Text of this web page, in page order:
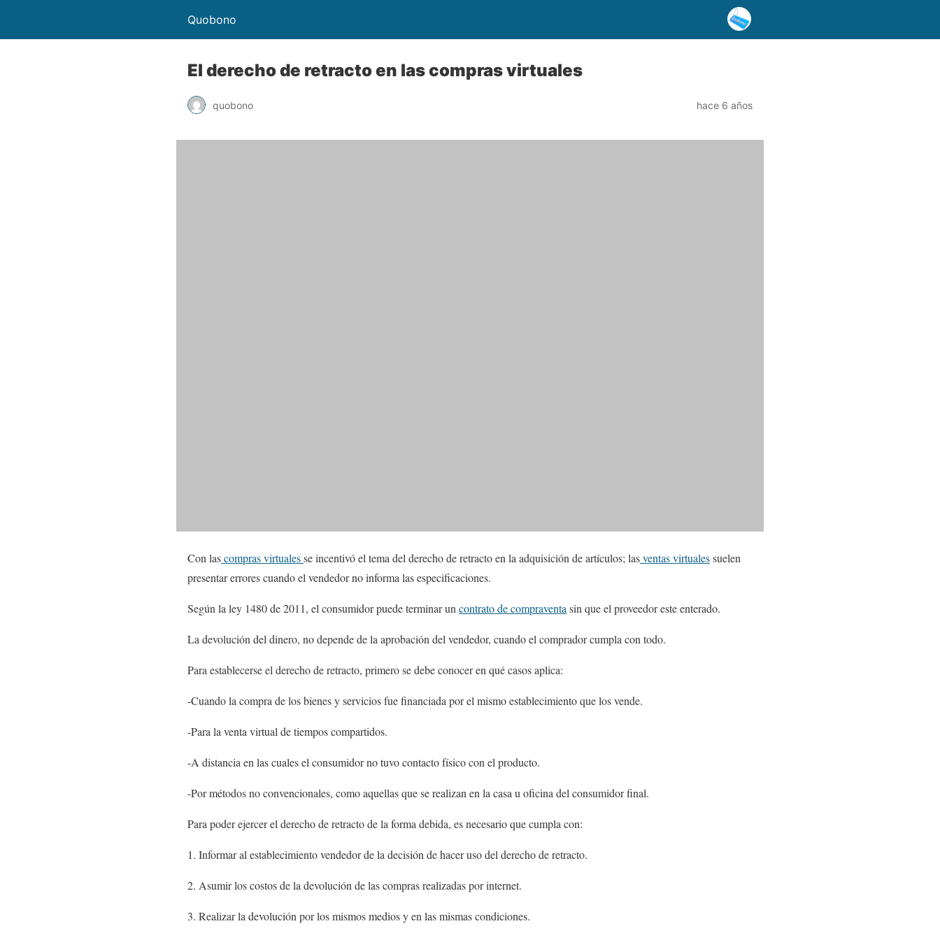
Quobono
El derecho de retracto en las compras virtuales
quobono hace 6 años
Con lascompras virtualesse incentivó el tema del derecho de retracto en la adquisición de artículos; lasventas virtualessuelen
presentar errores cuando el vendedor no informa las especificaciones.
Según la ley 1480 de 2011, el consumidor puede terminar uncontrato de compraventasin que el proveedor este enterado.
La devolución del dinero, no depende de la aprobación del vendedor, cuando el comprador cumpla con todo.
Para establecerse el derecho de retracto, primero se debe conocer en qué casos aplica:
-Cuando la compra de los bienes y servicios fue financiada por el mismo establecimiento que los vende.
-Para la venta virtual de tiempos compartidos.
-A distancia en las cuales el consumidor no tuvo contacto físico con el producto.
-Por métodos no convencionales, como aquellas que se realizan en la casa u oficina del consumidor final.
Para poder ejercer el derecho de retracto de la forma debida, es necesario que cumpla con:
1. Informar al establecimiento vendedor de la decisión de hacer uso del derecho de retracto.
2. Asumir los costos de la devolución de las compras realizadas por internet.
3. Realizar la devolución por los mismos medios y en las mismas condiciones.